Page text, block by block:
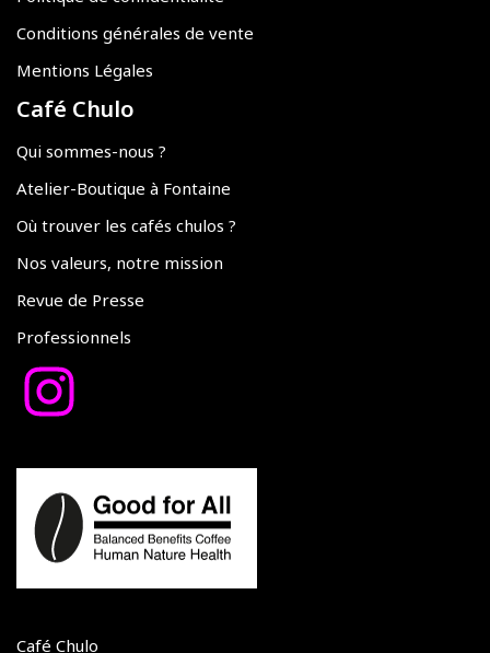
Conditions générales de vente
Mentions Légales
Café Chulo
Qui sommes-nous ?
Atelier-Boutique à Fontaine
Où trouver les cafés chulos ?
Nos valeurs, notre mission
Revue de Presse
Professionnels
Café Chulo